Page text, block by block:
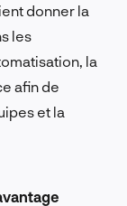
donner la
les
la
afin de
et la